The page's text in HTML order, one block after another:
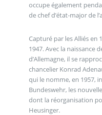
occupe également
de chef d’état-major de
Capturé par les Alliés en
1947. Avec la naissance
d’Allemagne, il se
chancelier Konrad
qui le nomme, en 1957,
Bundeswehr, les
dont la réorganisation
Heusinger.